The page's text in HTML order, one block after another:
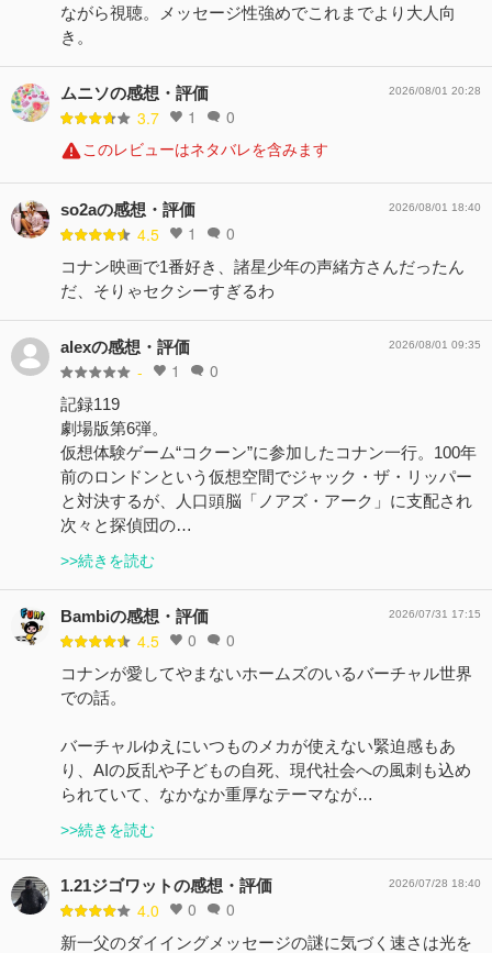
ながら視聴。メッセージ性強めでこれまでより大人向
き。
ムニソの感想・評価
3.7 1 0
2026/08/01 20:28
このレビューはネタバレを含みます
so2aの感想・評価
4.5 1 0
2026/08/01 18:40
コナン映画で1番好き、諸星少年の声緒方さんだったん
だ、そりゃセクシーすぎるわ
alexの感想・評価
- 1 0
2026/08/01 09:35
記録119
劇場版第6弾。
仮想体験ゲーム“コクーン”に参加したコナン一行。100年
前のロンドンという仮想空間でジャック・ザ・リッパー
と対決するが、人口頭脳「ノアズ・アーク」に支配され
次々と探偵団の…
>>続きを読む
Bambiの感想・評価
4.5 0 0
2026/07/31 17:15
コナンが愛してやまないホームズのいるバーチャル世界
での話。
バーチャルゆえにいつものメカが使えない緊迫感もあ
り、AIの反乱や子どもの自死、現代社会への風刺も込め
られていて、なかなか重厚なテーマなが…
>>続きを読む
1.21ジゴワットの感想・評価
4.0 0 0
2026/07/28 18:40
新一父のダイイングメッセージの謎に気づく速さは光を